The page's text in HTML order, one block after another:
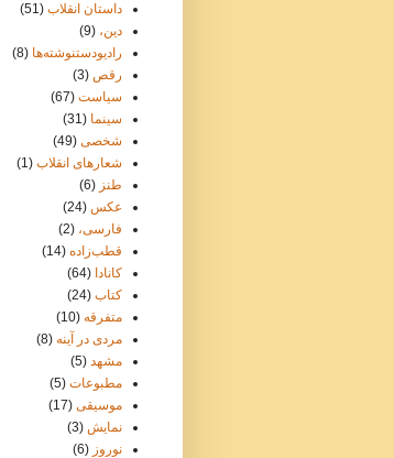
داستان انقلاب (51)
دین، (9)
رادیودستنوشته‌ها (8)
رقص (3)
سیاست (67)
سینما (31)
شخصی (49)
شعارهای انقلاب (1)
طنز (6)
عکس (24)
فارسی، (2)
قطب‌زاده (14)
کانادا (64)
کتاب (24)
متفرقه (10)
مردی در آینه (8)
مشهد (5)
مطبوعات (5)
موسيقی (17)
نمایش (3)
نوروز (6)